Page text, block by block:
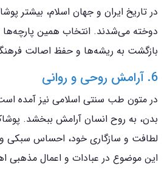
در تاریخ ایران و جهان اسلام، بیشتر
دوخته می‌شدند. انتخاب همین
بازگشت به ریشه‌ها و حفظ اصالت
6. آرامش روحی و روانی
در متون طب سنتی اسلامی نیز آمده
بدن، به روح انسان آرامش ببخشد.
لطافت و سازگاری خود، احساس سبکی و
این موضوع در عبادات و اعمال مذهبی